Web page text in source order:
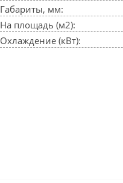
Габариты, мм:
На площадь (м2):
Охлаждение (кВт):